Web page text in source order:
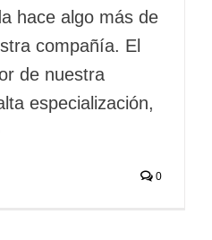
hace algo más de
compañía. El
de nuestra
especialización,
0